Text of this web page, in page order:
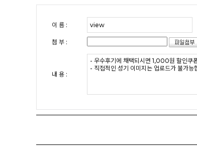
이 름 :
첨 부 :
내 용 :